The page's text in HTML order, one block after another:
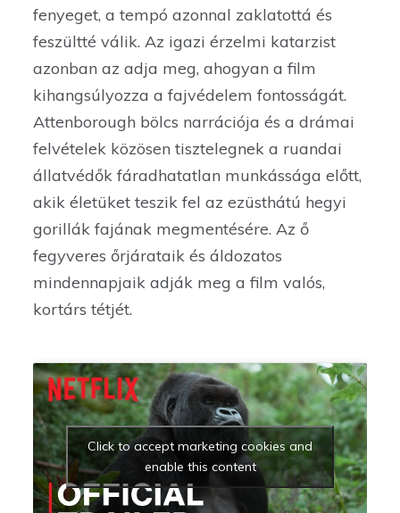
fenyeget, a tempó azonnal zaklatottá és
feszültté válik. Az igazi érzelmi katarzist
azonban az adja meg, ahogyan a film
kihangsúlyozza a fajvédelem fontosságát.
Attenborough bölcs narrációja és a drámai
felvételek közösen tisztelegnek a ruandai
állatvédők fáradhatatlan munkássága előtt,
akik életüket teszik fel az ezüsthátú hegyi
gorillák fajának megmentésére. Az ő
fegyveres őrjárataik és áldozatos
mindennapjaik adják meg a film valós,
kortárs tétjét.
Click to accept marketing cookies and
enable this content